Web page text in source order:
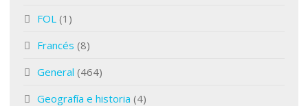
FOL (1)
Francés (8)
General (464)
Geografía e historia (4)